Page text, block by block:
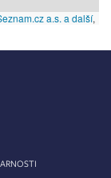
a.s. a další,